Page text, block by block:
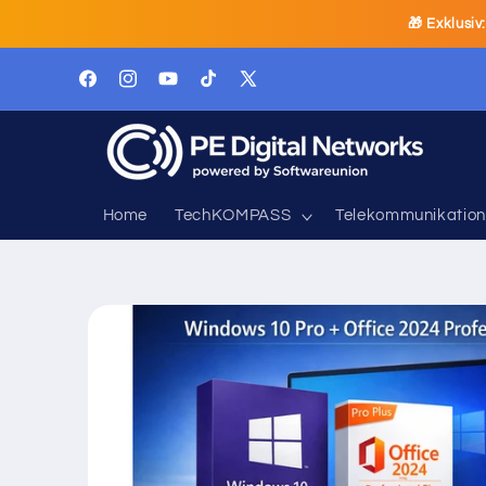
🎁 Exklusiv:
al contenido
FacebookInstagramYouTubeTikTokX
Home TechKOMPASS Telekommunikation